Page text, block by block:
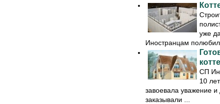
уже
Иностранцам
СП
10
завоевала уважение и
заказывали ...